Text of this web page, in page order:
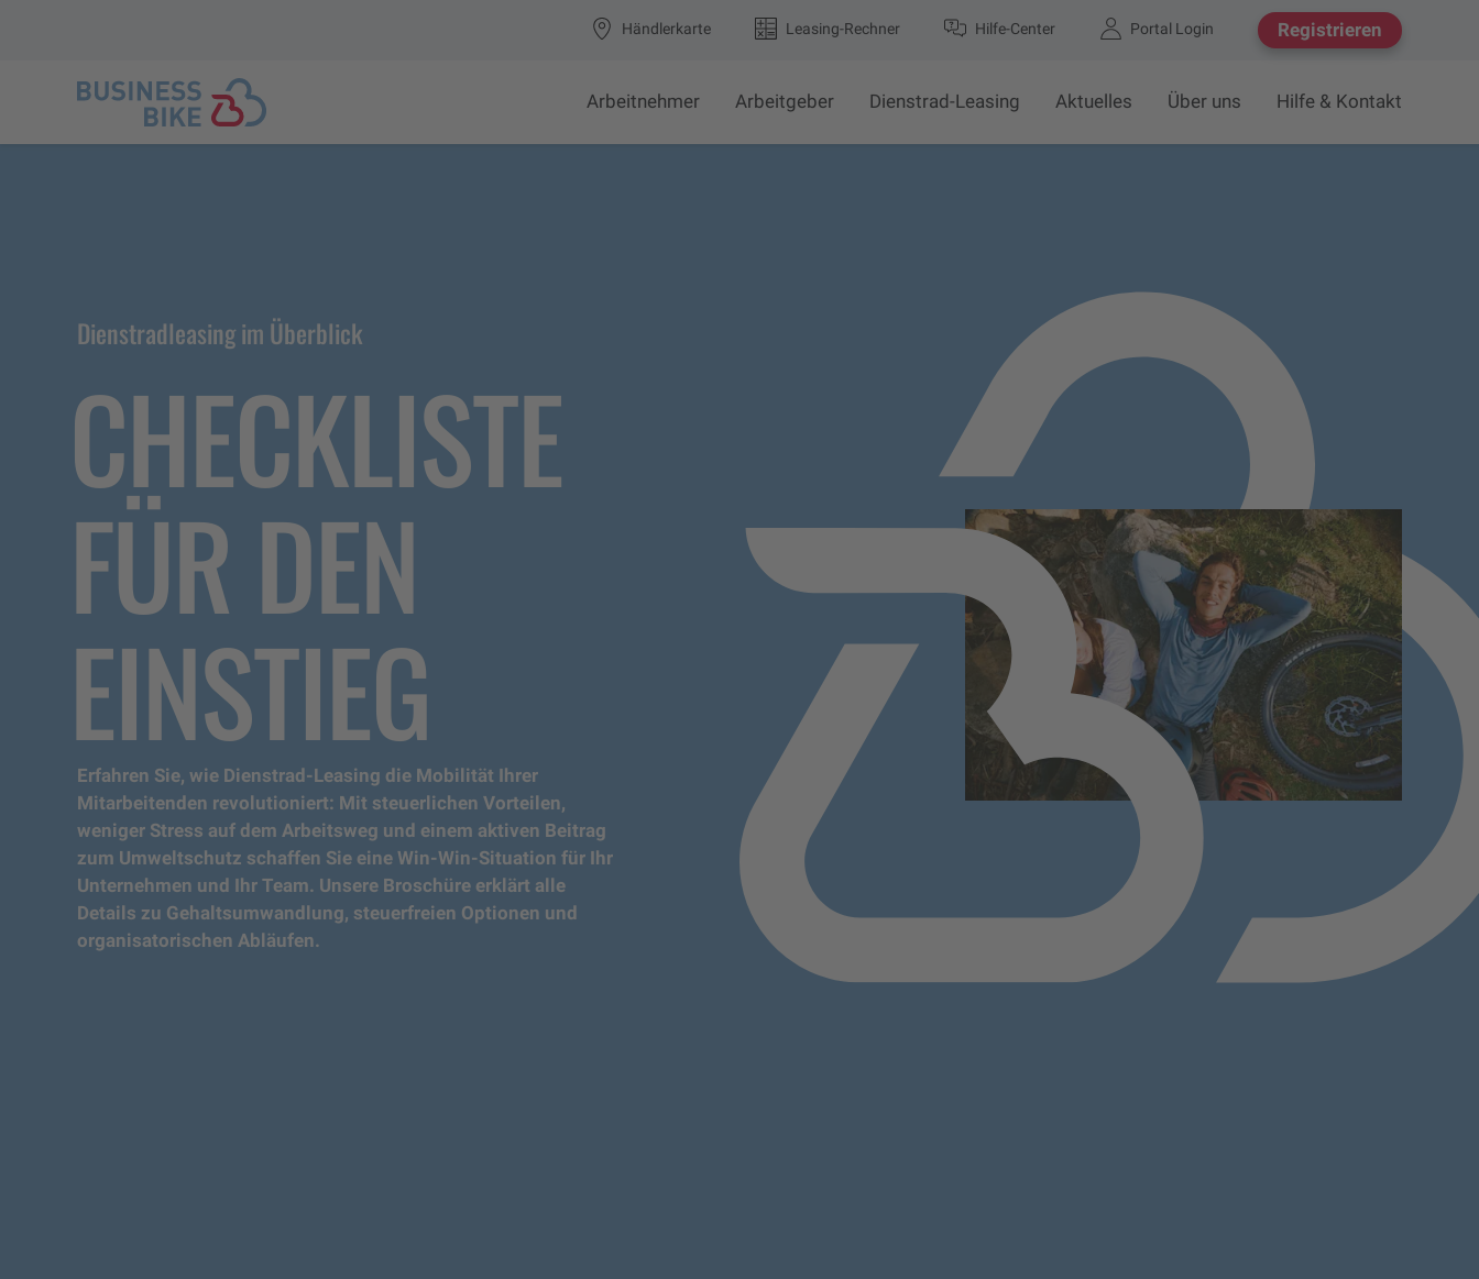
Händlerkarte Leasing-Rechner Hilfe-Center Portal Login Registrieren
Arbeitnehmer Arbeitgeber Dienstrad-Leasing Aktuelles Über uns Hilfe & Kontakt
Dienstradleasing im Überblick
CHECKLISTE
FÜR DEN
EINSTIEG
Erfahren Sie, wie Dienstrad-Leasing die Mobilität Ihrer
Mitarbeitenden revolutioniert: Mit steuerlichen Vorteilen,
weniger Stress auf dem Arbeitsweg und einem aktiven Beitrag
zum Umweltschutz schaffen Sie eine Win-Win-Situation für Ihr
Unternehmen und Ihr Team. Unsere Broschüre erklärt alle
Details zu Gehaltsumwandlung, steuerfreien Optionen und
organisatorischen Abläufen.